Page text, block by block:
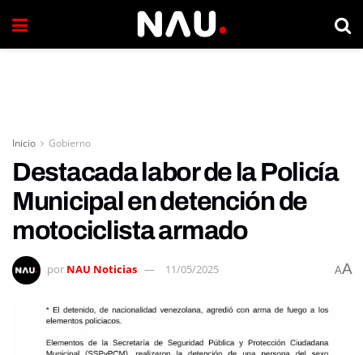
Inicio Gobierno
Destacada labor de la Policía
Municipal en detención de
motociclista armado
por NAU Noticias 11/05/2025 AA